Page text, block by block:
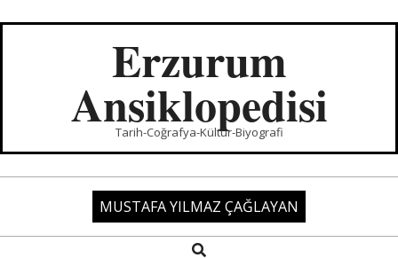
Erzurum
Ansiklopedisi
Tarih-Coğrafya-Kültür-Biyografi
MUSTAFA YILMAZ ÇAĞLAYAN
Search